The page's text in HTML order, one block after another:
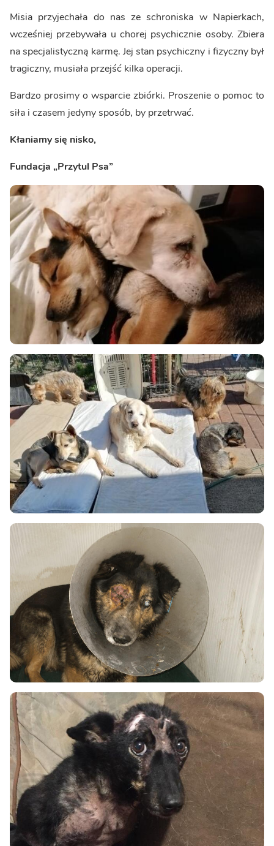
Misia przyjechała do nas ze schroniska w Napierkach,
wcześniej przebywała u chorej psychicznie osoby. Zbiera
na specjalistyczną karmę. Jej stan psychiczny i fizyczny był
tragiczny, musiała przejść kilka operacji.
Bardzo prosimy o wsparcie zbiórki. Proszenie o pomoc to
siła i czasem jedyny sposób, by przetrwać.
Kłaniamy się nisko,
Fundacja „Przytul Psa”